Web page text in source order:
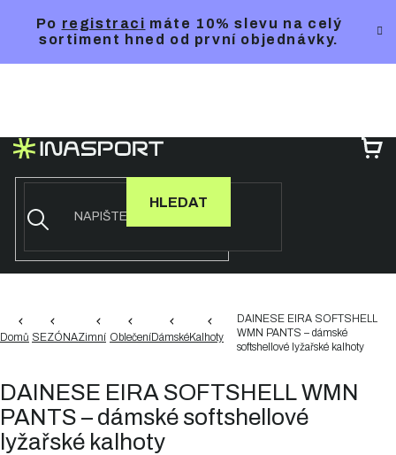
Po registraci máte 10% slevu na celý
sortiment hned od první objednávky.
HLEDAT
Domů SEZÓNAZimní OblečeníDámskéKalhoty
DAINESE EIRA SOFTSHELL
WMN PANTS – dámské
softshellové lyžařské kalhoty
DAINESE EIRA SOFTSHELL WMN
PANTS – dámské softshellové
lyžařské kalhoty